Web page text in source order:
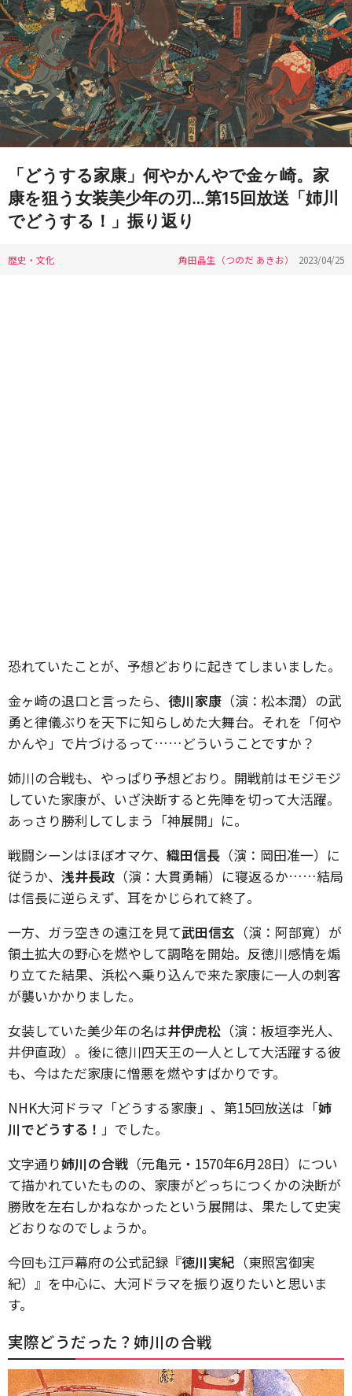
「どうする家康」何やかんやで金ヶ崎。家
康を狙う女装美少年の刃…第15回放送「姉川
でどうする！」振り返り
歴史・文化 角田晶生（つのだ あきお） 2023/04/25
恐れていたことが、予想どおりに起きてしまいました。
金ヶ崎の退口と言ったら、 徳川家康 （演：松本潤）の武
勇と律儀ぶりを天下に知らしめた大舞台。それを「何や
かんや」で片づけるって……どういうことですか？
姉川の合戦も、やっぱり予想どおり。開戦前はモジモジ
していた家康が、いざ決断すると先陣を切って大活躍。
あっさり勝利してしまう「神展開」に。
戦闘シーンはほぼオマケ、 織田信長 （演：岡田准一）に
従うか、 浅井長政 （演：大貫勇輔）に寝返るか……結局
は信長に逆らえず、耳をかじられて終了。
一方、ガラ空きの遠江を見て武田信玄 （演：阿部寛）が
領土拡大の野心を燃やして調略を開始。反徳川感情を煽
り立てた結果、浜松へ乗り込んで来た家康に一人の刺客
が襲いかかりました。
女装していた美少年の名は井伊虎松 （演：板垣李光人、
井伊直政）。後に徳川四天王の一人として大活躍する彼
も、今はただ家康に憎悪を燃やすばかりです。
NHK大河ドラマ「どうする家康」、第15回放送は「姉
川でどうする！ 」でした。
文字通り姉川の合戦 （元亀元・1570年6月28日）につい
て描かれていたものの、家康がどっちにつくかの決断が
勝敗を左右しかねなかったという展開は、果たして史実
どおりなのでしょうか。
今回も江戸幕府の公式記録『徳川実紀 （東照宮御実
紀）』を中心に、大河ドラマを振り返りたいと思いま
す。
実際どうだった？姉川の合戦